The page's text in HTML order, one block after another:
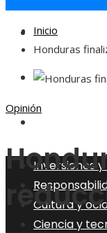
Cultura y
Inversiones
Cultura y
Ciencia y
Inicio
Honduras
Opinión